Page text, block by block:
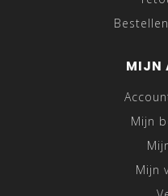
MIJN
Mijn
Mijn